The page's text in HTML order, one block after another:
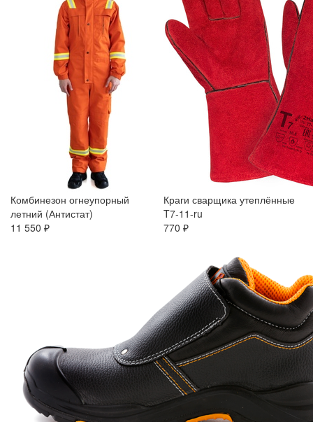
Комбинезон огнеупорный
летний (Антистат)
11 550 ₽
Краги сварщика утеплённые
T7-11-ru
770 ₽